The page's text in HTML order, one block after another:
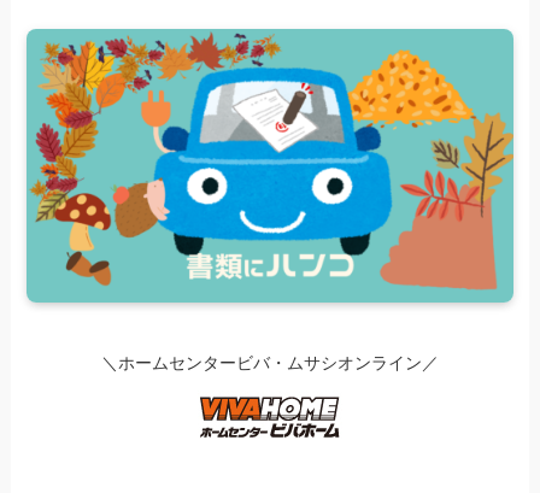
＼ホームセンタービバ・ムサシオンライン／